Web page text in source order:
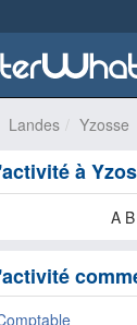
Landes Yzosse
à
A B